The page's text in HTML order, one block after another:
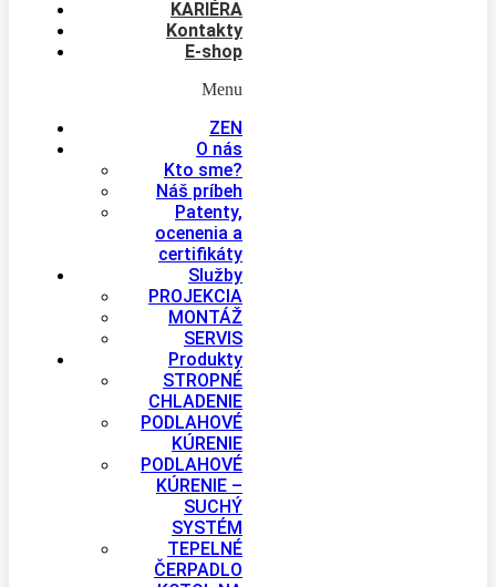
KARIÉRA
Kontakty
E-shop
Menu
ZEN
O nás
Kto sme?
Náš príbeh
Patenty,
ocenenia a
certifikáty
Služby
PROJEKCIA
MONTÁŽ
SERVIS
Produkty
STROPNÉ
CHLADENIE
PODLAHOVÉ
KÚRENIE
PODLAHOVÉ
KÚRENIE –
SUCHÝ
SYSTÉM
TEPELNÉ
ČERPADLO